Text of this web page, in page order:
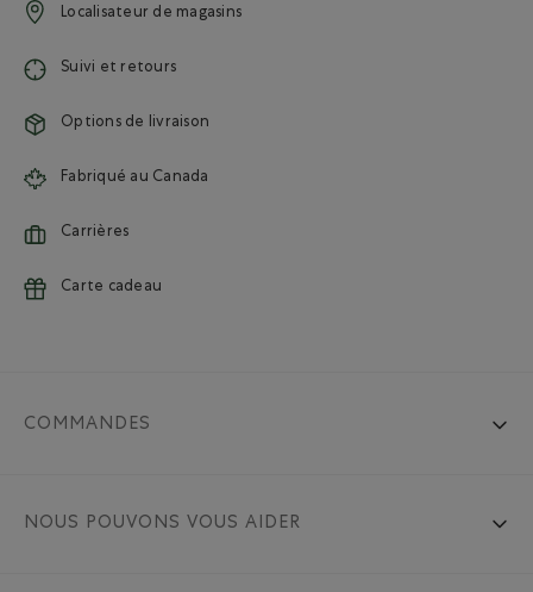
Localisateur de magasins
Suivi et retours
Options de livraison
Fabriqué au Canada
Carrières
Carte cadeau
COMMANDES
NOUS POUVONS VOUS AIDER